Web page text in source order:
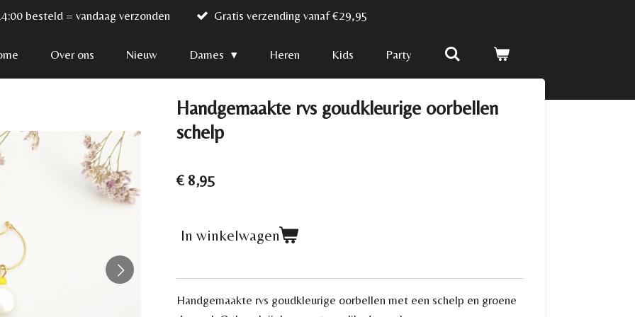
besteld = vandaag verzonden Gratis verzending vanaf €29,95
Over ons Nieuw Dames Heren Kids Party
Handgemaakte rvs goudkleurige oorbellen
schelp
€ 8,95
In winkelwagen
Handgemaakte rvs goudkleurige oorbellen met een schelp en groene